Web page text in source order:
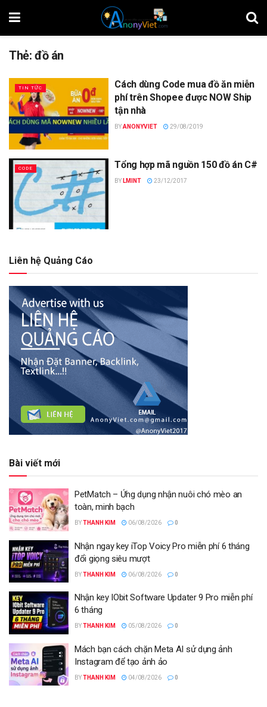
Thẻ:đồ án
TIN TỨC
Cách dùng Code mua đồ ăn miễn
phí trên Shopee được NOW Ship
tận nhà
BYANONYVIET 29/08/2019
CODE Tổng hợp mã nguồn 150 đồ án C#
BY LMINT 23/12/2017
Liên hệ Quảng Cáo
Bài viết mới
PetMatch – Ứng dụng nhận nuôi chó mèo an
toàn, minh bạch
BYTHANH KIM 06/08/2026 0
Nhận ngay key iTop Voicy Pro miễn phí 6 tháng
đổi giọng siêu mượt
BYTHANH KIM 06/08/2026 0
Nhận key IObit Software Updater 9 Pro miễn phí
6 tháng
BYTHANH KIM 05/08/2026 0
Mách bạn cách chặn Meta AI sử dụng ảnh
Instagram để tạo ảnh ảo
BYTHANH KIM 04/08/2026 0